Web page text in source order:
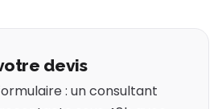
devis
: un consultant